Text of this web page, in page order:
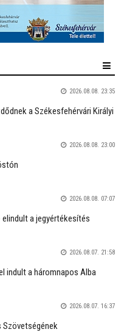
2026.08.08. 23:35
a Székesfehérvári Királyi
2026.08.08. 23:00
2026.08.08. 07:07
elindult a jegyértékesítés
2026.08.07. 21:58
indult a háromnapos Alba
2026.08.07. 16:37
Szövetségének